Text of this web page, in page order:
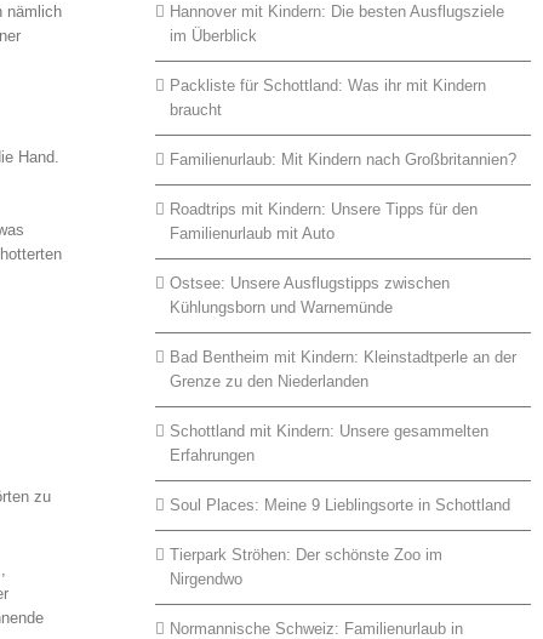
nämlich
Hand.
zu
Hannover mit Kindern: Die besten Ausflugsziele
im Überblick
Packliste für Schottland: Was ihr mit Kindern
braucht
Familienurlaub: Mit Kindern nach Großbritannien?
Roadtrips mit Kindern: Unsere Tipps für den
Familienurlaub mit Auto
Ostsee: Unsere Ausflugstipps zwischen
Kühlungsborn und Warnemünde
Bad Bentheim mit Kindern: Kleinstadtperle an der
Grenze zu den Niederlanden
Schottland mit Kindern: Unsere gesammelten
Erfahrungen
Soul Places: Meine 9 Lieblingsorte in Schottland
Tierpark Ströhen: Der schönste Zoo im
Nirgendwo
Normannische Schweiz: Familienurlaub in